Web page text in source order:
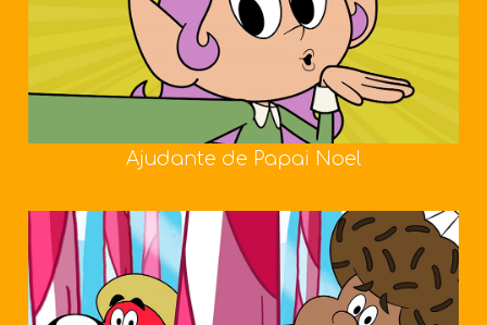
Ajudante de Papai Noel